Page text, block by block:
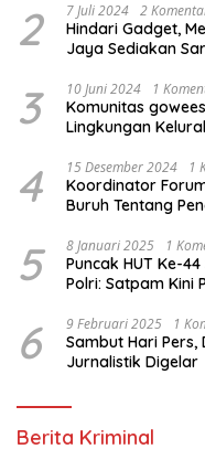
2 7 Juli 2024 2
Hindari Gadget,
Jaya Sediakan
3 10 Juni 2024 1
Komunitas
Lingkungan
4 15 Desember 2024 1
Koordinator
Buruh Tentang
5 8 Januari 2025 1
Puncak HUT Ke-
Polri: Satpam Kini
6 9 Februari 2025 1
Sambut Hari
Jurnalistik Digelar
Berita Kriminal